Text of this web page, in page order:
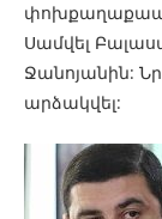
Սամվել
Ջանոյանին:
արձակվել: